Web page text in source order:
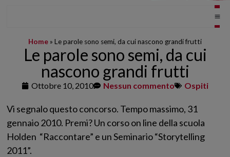
Home » Le parole sono semi, da cui nascono grandi frutti
Le parole sono semi, da cui
nascono grandi frutti
Ottobre 10, 2010 Nessun commento Ospiti
Vi segnalo questo concorso. Tempo massimo, 31
gennaio 2010. Premi? Un corso on line della scuola
Holden “Raccontare” e un Seminario “Storytelling
2011”.